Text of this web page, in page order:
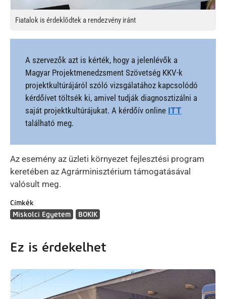
Fiatalok is érdeklődtek a rendezvény iránt
A szervezők azt is kérték, hogy a jelenlévők a
Magyar Projektmenedzsment Szövetség KKV-k
projektkultúrájáról szóló vizsgálatához kapcsolódó
kérdőívet töltsék ki, amivel tudják diagnosztizálni a
saját projektkultúrájukat. A kérdőív online ITT
található meg.
Az esemény az üzleti környezet fejlesztési program
keretében az Agrárminisztérium támogatásával
valósult meg.
Címkék
Miskolci Egyetem
BOKIK
Ez is érdekelhet